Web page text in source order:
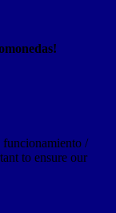
funcionamiento /
to ensure our